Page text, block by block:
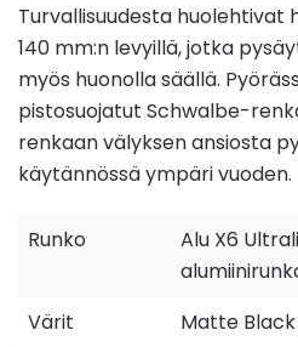
Turvallisuudesta huolehtivat
140 mm:n levyillä, jotka
myös huonolla säällä.
pistosuojatut Schwalbe-
renkaan välyksen ansiosta
käytännössä ympäri vuoden.
Runko
Alu X6
Värit
Matte